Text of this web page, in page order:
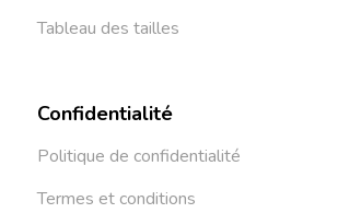
Tableau des tailles
Confidentialité
Politique de confidentialité
Termes et conditions